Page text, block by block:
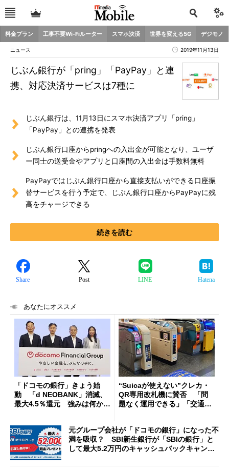
料金プラン 工事不要Wi-Fiルーター スマホ決済 世界を変える5G デジモノ
ニュース 2019年11月13日
じぶん銀行が「pring」「PayPay」と連
携、対応決済サービスは7種に
じぶん銀行は、11月13日にスマホ決済アプリ「pring」
「PayPay」との連携を発表
じぶん銀行口座からpringへの入出金が可能となり、ユーザ
ー同士の送受金やアプリと口座間の入出金は手数料無料
PayPayではじぶん銀行口座から直接支払いができる口座振
替サービスを行う予定で、じぶん銀行口座からPayPayに残
高をチャージできる
続きを読む
Share Post LINE Hatena
あなたにオススメ
「ドコモの銀行」きょう始
動 「d NEOBANK」消滅、
最大4.5％還元 強みは何か解
“Suicaが使えない”クレカ・
QR専用改札機に賛否 「問
題なく運用できる」「交通系I
元グループ会社が「ドコモの銀行」になった不
満を吸収？ SBI新生銀行が「SBIの銀行」と
して最大5.2万円のキャッシュバックキャンペ